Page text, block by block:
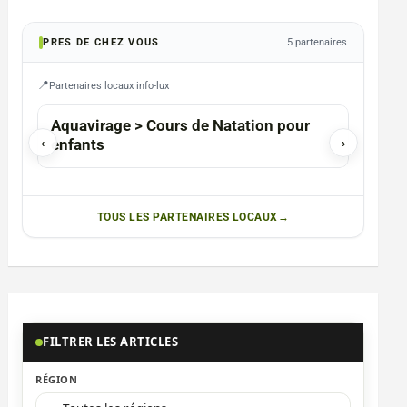
PRES DE CHEZ VOUS 5 partenaires
Partenaires locaux info-lux
‹ ›
Aquavirage > Cours de Natation pour
enfants
TOUS LES PARTENAIRES LOCAUX
FILTRER LES ARTICLES
RÉGION